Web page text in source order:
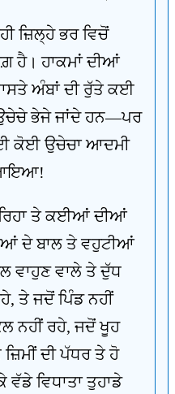
ਜ਼ਿਲ੍ਹੇ ਭਰ ਵਿਚੋਂ
ਹੈ। ਹਾਕਮਾਂ ਦੀਆਂ
ਅੰਬਾਂ ਦੀ ਰੁੱਤੇ ਕਈ
ਭੇਜੇ ਜਾਂਦੇ ਹਨ—ਪਰ
ਕੋਈ ਉਚੇਚਾ ਆਦਮੀ
ਆਇਆ!
ਰਿਹਾ ਤੇ ਕਈਆਂ ਦੀਆਂ
ਦੇ ਬਾਲ ਤੇ ਵਹੁਟੀਆਂ
ਵਾਹੁਣ ਵਾਲੇ ਤੇ ਦੁੱਧ
ਤੇ ਜਦੋਂ ਪਿੰਡ ਨਹੀਂ
ਨਹੀਂ ਰਹੇ, ਜਦੋਂ ਖੂਹ
ਦੀ ਪੱਧਰ ਤੇ ਹੋ
ਵਿਧਾਤਾ ਤੁਹਾਡੇ